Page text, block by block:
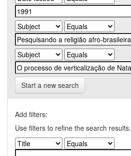
Start a new search
Add filters:
Use filters to refine the search results.